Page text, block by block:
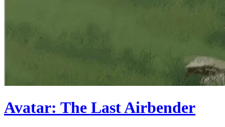
Avatar: The Last Airbender